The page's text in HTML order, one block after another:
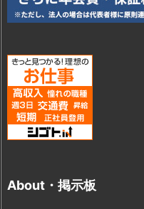
About・掲示板